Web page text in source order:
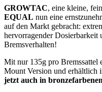
GROWTAC, eine kleine,
EQUAL nun eine
auf den Markt gebracht:
hervorragender
Bremsverhalten!
Mit nur 135g pro
Mount Version und erhältlich
jetzt auch in